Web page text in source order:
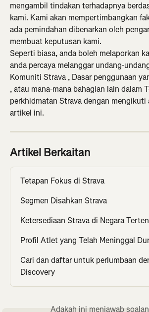
mengambil tindakan terhadapnya
kami. Kami akan mempertimbangkan
ada pemindahan dibenarkan oleh
membuat keputusan kami.
Seperti biasa, anda boleh melaporkan
anda percaya melanggar undang-
Komuniti Strava , Dasar penggunaan
, atau mana-mana bahagian lain dalam
perkhidmatan Strava dengan mengikuti
artikel ini.
Artikel Berkaitan
Tetapan Fokus di Strava
Segmen Disahkan Strava
Ketersediaan Strava di Negara
Profil Atlet yang Telah Meninggal
Cari dan daftar untuk perlumbaan
Discovery
Adakah ini menjawab